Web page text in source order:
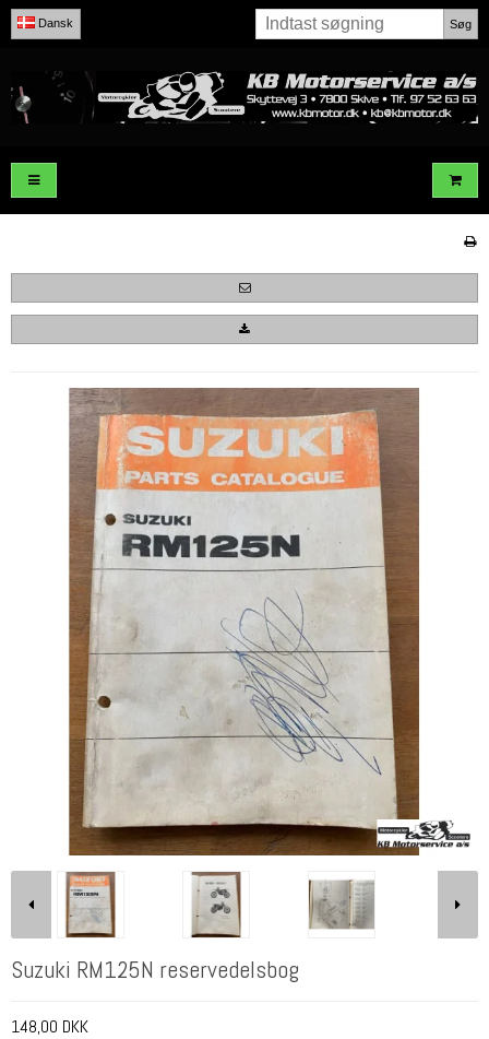
Dansk Søg
Suzuki RM125N reservedelsbog
148,00 DKK